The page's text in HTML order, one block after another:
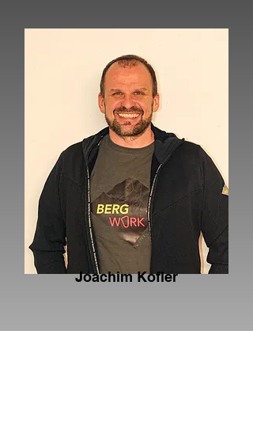
Joachim Kofler